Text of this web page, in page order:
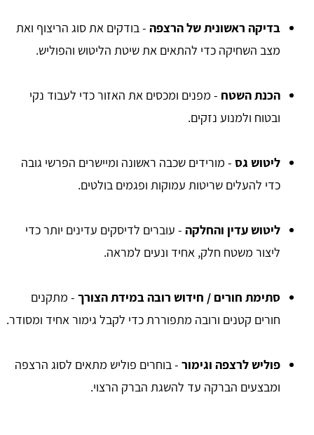
בדיקה ראשונית של הרצפה - בודקים את סוג הריצוף ואת
מצב השחיקה כדי להתאים את שיטת הליטוש והפוליש.
הכנת השטח - מפנים ומכסים את האזור כדי לעבוד נקי
ובטוח ולמנוע נזקים.
ליטוש גס - מורידים שכבה ראשונה ומיישרים הפרשי גובה
כדי להעלים שריטות עמוקות ופגמים בולטים.
ליטוש עדין והחלקה - עוברים לדיסקים עדינים יותר כדי
ליצור משטח חלק, אחיד ונעים למראה.
סתימת חורים / חידוש רובה במידת הצורך - מתקנים
חורים קטנים ורובה מתפוררת כדי לקבל גימור אחיד ומסודר.
פוליש לרצפה וגימור - בוחרים פוליש מתאים לסוג הרצפה
ומבצעים הברקה עד להשגת הברק הרצוי.